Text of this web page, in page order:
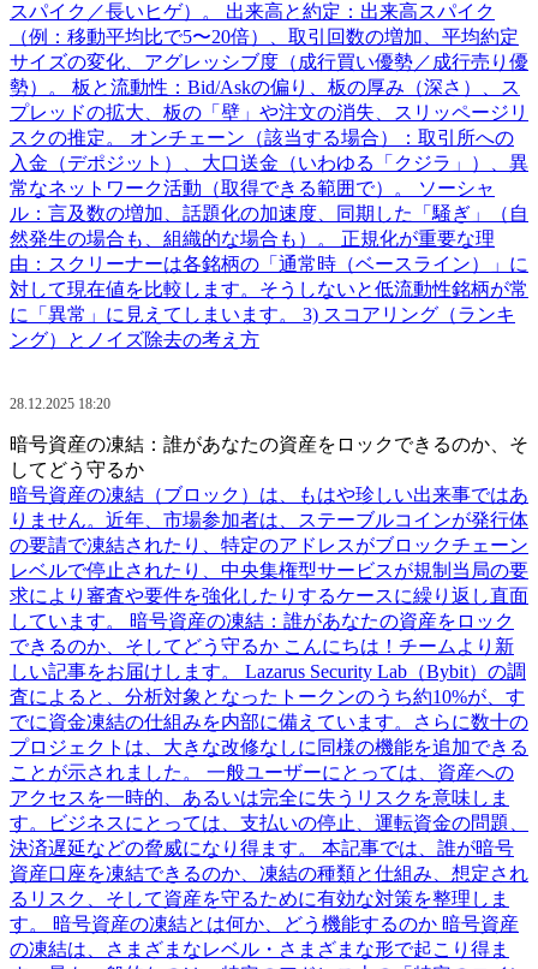
スパイク／長いヒゲ）。 出来高と約定：出来高スパイク
（例：移動平均比で5〜20倍）、取引回数の増加、平均約定
サイズの変化、アグレッシブ度（成行買い優勢／成行売り優
勢）。 板と流動性：Bid/Askの偏り、板の厚み（深さ）、ス
プレッドの拡大、板の「壁」や注文の消失、スリッページリ
スクの推定。 オンチェーン（該当する場合）：取引所への
入金（デポジット）、大口送金（いわゆる「クジラ」）、異
常なネットワーク活動（取得できる範囲で）。 ソーシャ
ル：言及数の増加、話題化の加速度、同期した「騒ぎ」（自
然発生の場合も、組織的な場合も）。 正規化が重要な理
由：スクリーナーは各銘柄の「通常時（ベースライン）」に
対して現在値を比較します。そうしないと低流動性銘柄が常
に「異常」に見えてしまいます。 3) スコアリング（ランキ
ング）とノイズ除去の考え方
28.12.2025 18:20
暗号資産の凍結：誰があなたの資産をロックできるのか、そ
してどう守るか
暗号資産の凍結（ブロック）は、もはや珍しい出来事ではあ
りません。近年、市場参加者は、ステーブルコインが発行体
の要請で凍結されたり、特定のアドレスがブロックチェーン
レベルで停止されたり、中央集権型サービスが規制当局の要
求により審査や要件を強化したりするケースに繰り返し直面
しています。 暗号資産の凍結：誰があなたの資産をロック
できるのか、そしてどう守るか こんにちは！チームより新
しい記事をお届けします。 Lazarus Security Lab（Bybit）の調
査によると、分析対象となったトークンのうち約10%が、す
でに資金凍結の仕組みを内部に備えています。さらに数十の
プロジェクトは、大きな改修なしに同様の機能を追加できる
ことが示されました。 一般ユーザーにとっては、資産への
アクセスを一時的、あるいは完全に失うリスクを意味しま
す。ビジネスにとっては、支払いの停止、運転資金の問題、
決済遅延などの脅威になり得ます。 本記事では、誰が暗号
資産口座を凍結できるのか、凍結の種類と仕組み、想定され
るリスク、そして資産を守るために有効な対策を整理しま
す。 暗号資産の凍結とは何か、どう機能するのか 暗号資産
の凍結は、さまざまなレベル・さまざまな形で起こり得ま